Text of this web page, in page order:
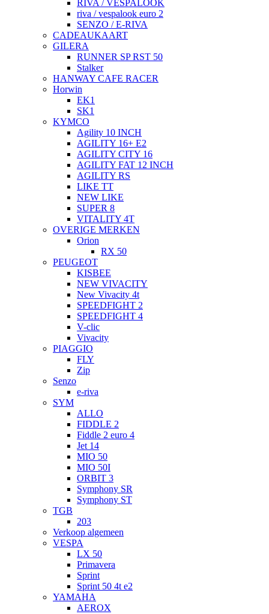
RIVA / VESPALOOK
riva / vespalook euro 2
SENZO / E-RIVA
CADEAUKAART
GILERA
RUNNER SP RST 50
Stalker
HANWAY CAFE RACER
Horwin
EK1
SK1
KYMCO
Agility 10 INCH
AGILITY 16+ E2
AGILITY CITY 16
AGILITY FAT 12 INCH
AGILITY RS
LIKE TT
NEW LIKE
SUPER 8
VITALITY 4T
OVERIGE MERKEN
Orion
RX 50
PEUGEOT
KISBEE
NEW VIVACITY
New Vivacity 4t
SPEEDFIGHT 2
SPEEDFIGHT 4
V-clic
Vivacity
PIAGGIO
FLY
Zip
Senzo
e-riva
SYM
ALLO
FIDDLE 2
Fiddle 2 euro 4
Jet 14
MIO 50
MIO 50I
ORBIT 3
Symphony SR
Symphony ST
TGB
203
Verkoop algemeen
VESPA
LX 50
Primavera
Sprint
Sprint 50 4t e2
YAMAHA
AEROX